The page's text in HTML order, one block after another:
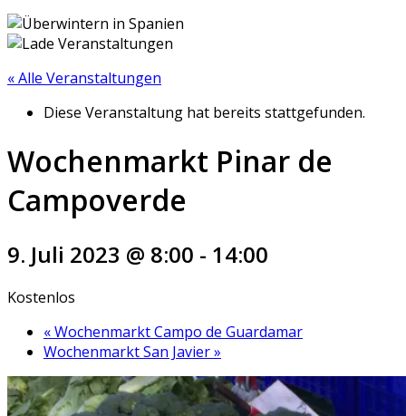
« Alle Veranstaltungen
Diese Veranstaltung hat bereits stattgefunden.
Wochenmarkt Pinar de
Campoverde
9. Juli 2023 @ 8:00 - 14:00
Kostenlos
«Wochenmarkt Campo de Guardamar
Wochenmarkt San Javier»